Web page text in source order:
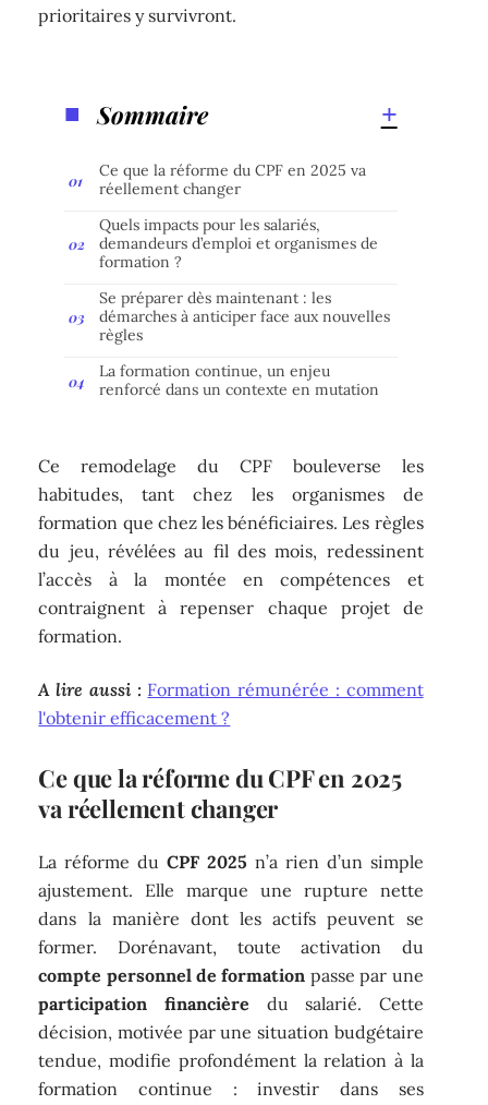
prioritaires y survivront.
Sommaire
Ce que la réforme du CPF en 2025 va
réellement changer
Quels impacts pour les salariés,
demandeurs d’emploi et organismes de
formation ?
Se préparer dès maintenant : les
démarches à anticiper face aux nouvelles
règles
La formation continue, un enjeu
renforcé dans un contexte en mutation
Ce remodelage du CPF bouleverse les
habitudes, tant chez les organismes de
formation que chez les bénéficiaires. Les règles
du jeu, révélées au fil des mois, redessinent
l’accès à la montée en compétences et
contraignent à repenser chaque projet de
formation.
A lire aussi : Formation rémunérée : comment
l'obtenir efficacement ?
Ce que la réforme du CPF en 2025
va réellement changer
La réforme duCPF 2025 n’a rien d’un simple
ajustement. Elle marque une rupture nette
dans la manière dont les actifs peuvent se
former. Dorénavant, toute activation du
compte personnel de formation passe par une
participation financière du salarié. Cette
décision, motivée par une situation budgétaire
tendue, modifie profondément la relation à la
formation continue : investir dans ses